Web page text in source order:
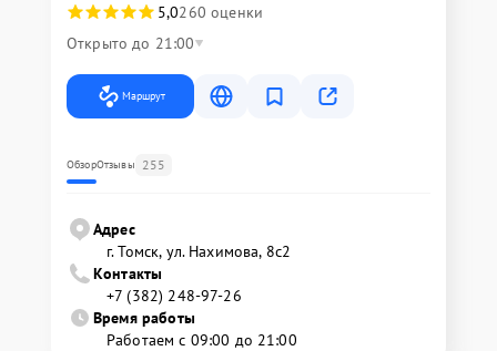
5,0260 оценки
Открыто до 21:00
Маршрут
ОбзорОтзывы 255
Адрес
г. Томск, ул. Нахимова, 8с2
Контакты
+7 (382) 248-97-26
Время работы
Работаем с 09:00 до 21:00